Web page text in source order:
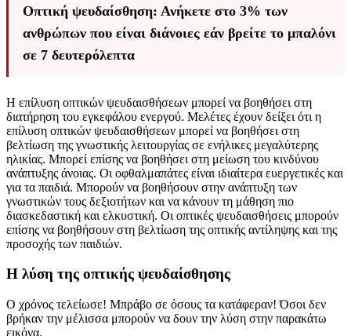
Οπτική ψευδαίσθηση: Ανήκετε στο 3% των
ανθρώπων που είναι διάνοιες εάν βρείτε το μπαλόνι
σε 7 δευτερόλεπτα
Η επίλυση οπτικών ψευδαισθήσεων μπορεί να βοηθήσει στη
διατήρηση του εγκεφάλου ενεργού. Μελέτες έχουν δείξει ότι η
επίλυση οπτικών ψευδαισθήσεων μπορεί να βοηθήσει στη
βελτίωση της γνωστικής λειτουργίας σε ενήλικες μεγαλύτερης
ηλικίας. Μπορεί επίσης να βοηθήσει στη μείωση του κινδύνου
ανάπτυξης άνοιας. Οι οφθαλμαπάτες είναι ιδιαίτερα ευεργετικές και
για τα παιδιά. Μπορούν να βοηθήσουν στην ανάπτυξη των
γνωστικών τους δεξιοτήτων και να κάνουν τη μάθηση πιο
διασκεδαστική και ελκυστική. Οι οπτικές ψευδαισθήσεις μπορούν
επίσης να βοηθήσουν στη βελτίωση της οπτικής αντίληψης και της
προσοχής των παιδιών.
Η λύση της οπτικής ψευδαίσθησης
Ο χρόνος τελείωσε! Μπράβο σε όσους τα κατάφεραν! Όσοι δεν
βρήκαν την μέλισσα μπορούν να δουν την λύση στην παρακάτω
εικόνα.